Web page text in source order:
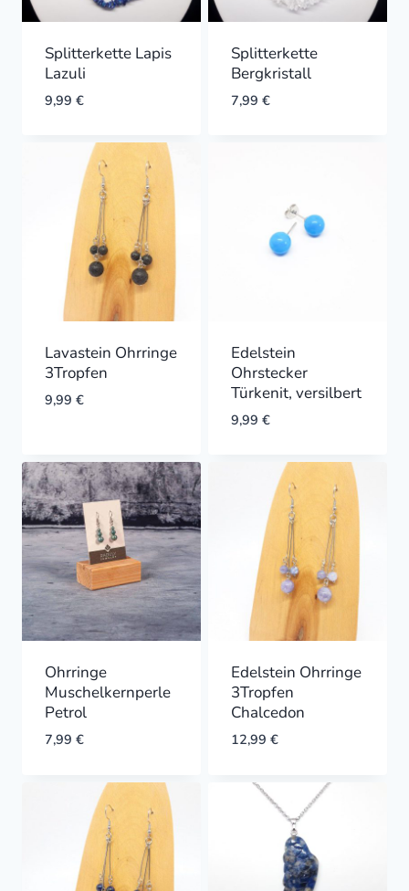
Splitterkette Lapis
Lazuli
9,99 €
Splitterkette
Bergkristall
7,99 €
Lavastein Ohrringe
3Tropfen
9,99 €
Edelstein
Ohrstecker
Türkenit, versilbert
9,99 €
Ohrringe
Muschelkernperle
Petrol
7,99 €
Edelstein Ohrringe
3Tropfen
Chalcedon
12,99 €